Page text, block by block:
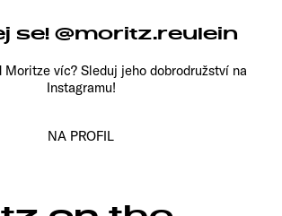
se! @moritz.reulein
Moritze víc? Sleduj jeho dobrodružství na
Instagramu!
NA PROFIL